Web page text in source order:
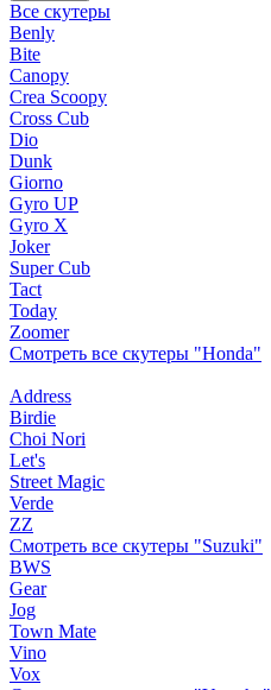
Все скутеры
Benly
Bite
Canopy
Crea Scoopy
Cross Cub
Dio
Dunk
Giorno
Gyro UP
Gyro X
Joker
Super Cub
Tact
Today
Zoomer
Смотреть все скутеры "Honda"
Address
Birdie
Choi Nori
Let's
Street Magic
Verde
ZZ
Смотреть все скутеры "Suzuki"
BWS
Gear
Jog
Town Mate
Vino
Vox